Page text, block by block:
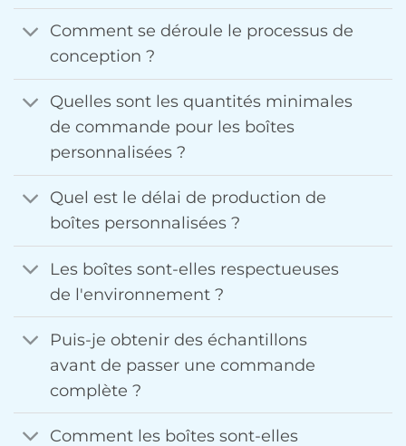
Comment se déroule le processus de
conception ?
Quelles sont les quantités minimales
de commande pour les boîtes
personnalisées ?
Quel est le délai de production de
boîtes personnalisées ?
Les boîtes sont-elles respectueuses
de l'environnement ?
Puis-je obtenir des échantillons
avant de passer une commande
complète ?
Comment les boîtes sont-elles